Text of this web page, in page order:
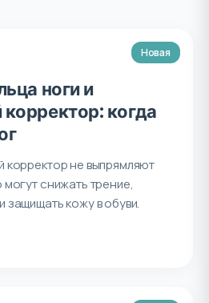
Новая
ноги и
когда
корректор не выпрямляют
снижать трение,
защищать кожу в обуви.